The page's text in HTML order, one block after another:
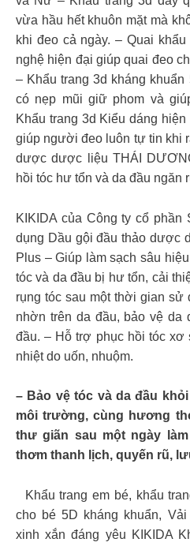
vừa hầu hết khuôn mặt mà
khi đeo cả ngày. – Quai
nghệ hiện đại giúp quai đeo
– Khẩu trang 3d kháng
có nẹp mũi giữ phom và
Khẩu trang 3d Kiểu dáng
giúp người đeo luôn tự tin khi
dược dược liệu THÁI
hồi tóc hư tổn và da đầu ngăn
KIKIDA của Công ty cổ
dụng Dầu gội đầu thảo dược
Plus – Giúp làm sạch sâu
tóc và da đầu bị hư tổn, cải
rụng tóc sau một thời gian sử
nhờn trên da đầu, bảo vệ da
đầu. – Hỗ trợ phục hồi tóc xơ
nhiệt do uốn, nhuộm.
– Bảo vệ tóc và da đầu
môi trường, cùng hương
thư giãn sau một ngày
thơm thanh lịch, quyến rũ,
Khẩu trang em bé, khẩu
cho bé 5D kháng khuẩn,
xinh xắn đáng yêu KIKIDA